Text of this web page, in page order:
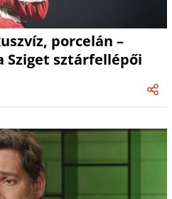
porcelán –
Sziget sztárfellépői